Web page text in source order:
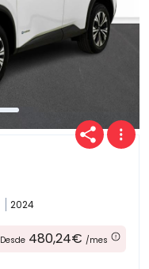
2024
Desde 480,24€ /mes